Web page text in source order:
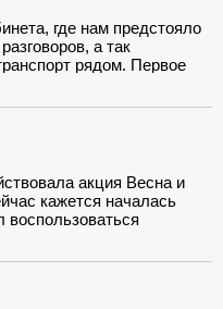
где нам предстояло
а так
рядом. Первое
Там полный бардак и
акция Весна и
кажется началась